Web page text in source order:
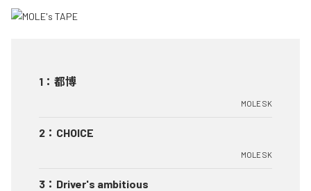
1 ： 都博
MOLE SK
2 ： CHOICE
MOLE SK
3 ： Driver's ambitious